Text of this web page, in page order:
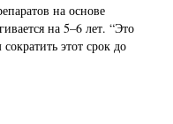
на основе
на 5–6 лет. “Это
этот срок до